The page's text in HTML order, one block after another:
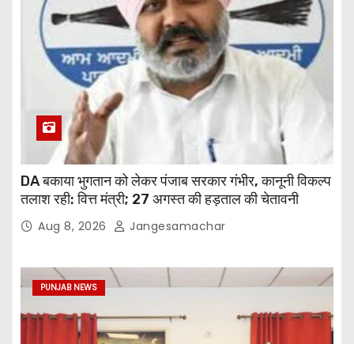
DA बकाया भुगतान को लेकर पंजाब सरकार गंभीर, कानूनी विकल्प
तलाश रही: वित्त मंत्री; 27 अगस्त की हड़ताल की चेतावनी
Aug 8, 2026 Jangesamachar
PUNJAB NEWS